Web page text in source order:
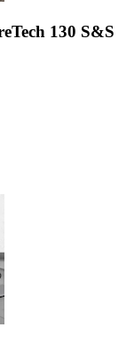
130 S&S